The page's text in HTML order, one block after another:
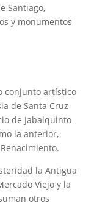
Santiago,
y monumentos
conjunto artístico
de Santa Cruz
de Jabalquinto
la anterior,
la Antigua
Viejo y la
otros